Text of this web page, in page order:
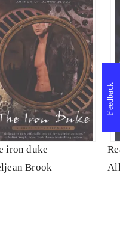
iron duke
Brook
Feedback